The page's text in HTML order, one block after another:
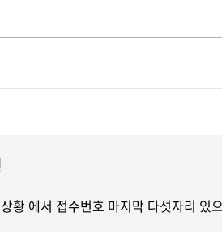
황 에서 접수번호 마지막 다섯자리 있